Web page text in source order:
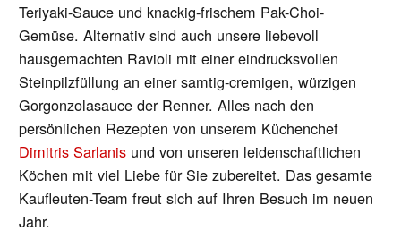
Teriyaki-Sauce und knackig-frischem Pak-Choi-
Gemüse. Alternativ sind auch unsere liebevoll
hausgemachten Ravioli mit einer eindrucksvollen
Steinpilzfüllung an einer samtig-cremigen, würzigen
Gorgonzolasauce der Renner. Alles nach den
persönlichen Rezepten von unserem Küchenchef
Dimitris Sarlanis und von unseren leidenschaftlichen
Köchen mit viel Liebe für Sie zubereitet. Das gesamte
Kaufleuten-Team freut sich auf Ihren Besuch im neuen
Jahr.